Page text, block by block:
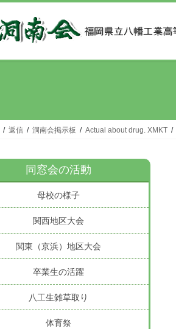
返信 洞南会掲示板 Actual about drug. XMKT
同窓会の活動
母校の様子
関西地区大会
関東（京浜）地区大会
卒業生の活躍
八工生雑草取り
体育祭